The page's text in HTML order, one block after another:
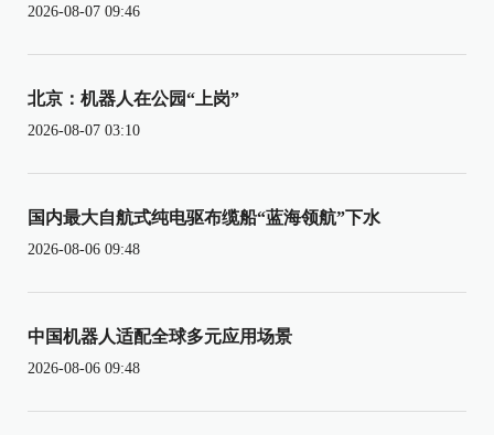
2026-08-07 09:46
北京：机器人在公园“上岗”
2026-08-07 03:10
国内最大自航式纯电驱布缆船“蓝海领航”下水
2026-08-06 09:48
中国机器人适配全球多元应用场景
2026-08-06 09:48